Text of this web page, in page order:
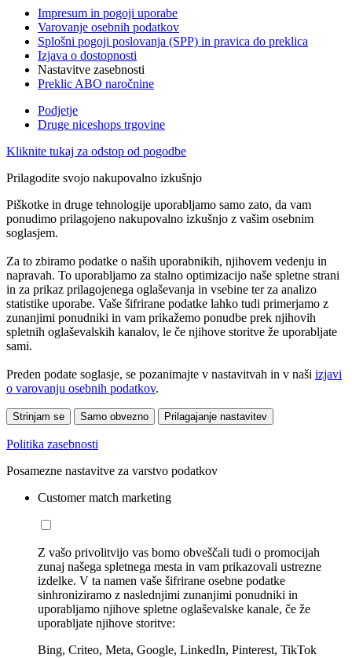
Impresum in pogoji uporabe
Varovanje osebnih podatkov
Splošni pogoji poslovanja (SPP) in pravica do preklica
Izjava o dostopnosti
Nastavitve zasebnosti
Preklic ABO naročnine
Podjetje
Druge niceshops trgovine
Kliknite tukaj za odstop od pogodbe
Prilagodite svojo nakupovalno izkušnjo
Piškotke in druge tehnologije uporabljamo samo zato, da vam
ponudimo prilagojeno nakupovalno izkušnjo z vašim osebnim
soglasjem.
Za to zbiramo podatke o naših uporabnikih, njihovem vedenju in
napravah. To uporabljamo za stalno optimizacijo naše spletne strani
in za prikaz prilagojenega oglaševanja in vsebine ter za analizo
statistike uporabe. Vaše šifrirane podatke lahko tudi primerjamo z
zunanjimi ponudniki in vam prikažemo ponudbe prek njihovih
spletnih oglaševalskih kanalov, le če njihove storitve že uporabljate
sami.
Preden podate soglasje, se pozanimajte v nastavitvah in v naši izjavi
o varovanju osebnih podatkov.
Strinjam se Samo obvezno Prilagajanje nastavitev
Politika zasebnosti
Posamezne nastavitve za varstvo podatkov
Customer match marketing
Z vašo privolitvijo vas bomo obveščali tudi o promocijah
zunaj našega spletnega mesta in vam prikazovali ustrezne
izdelke. V ta namen vaše šifrirane osebne podatke
sinhroniziramo z naslednjimi zunanjimi ponudniki in
uporabljamo njihove spletne oglaševalske kanale, če že
uporabljate njihove storitve:
Bing, Criteo, Meta, Google, LinkedIn, Pinterest, TikTok